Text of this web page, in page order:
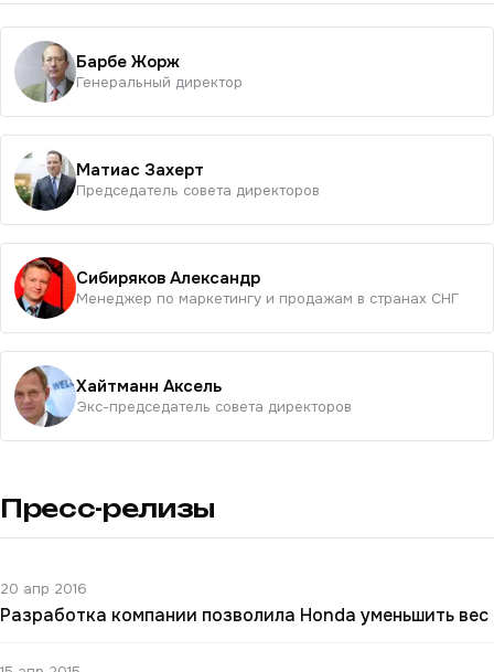
Барбе Жорж
Генеральный директор
Матиас Захерт
Председатель совета директоров
Сибиряков Александр
Менеджер по маркетингу и продажам в странах СНГ
Хайтманн Аксель
Экс-председатель совета директоров
Пресс-релизы
20 апр 2016
Разработка компании позволила Honda уменьшить вес